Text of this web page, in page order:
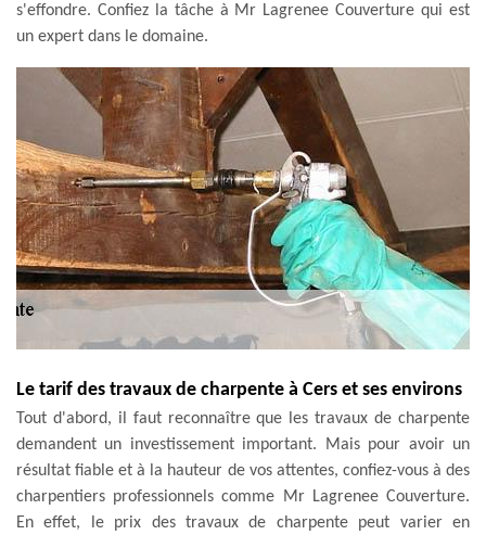
s'effondre. Confiez la tâche à Mr Lagrenee Couverture qui est
un expert dans le domaine.
Le tarif des travaux de charpente à Cers et ses environs
Tout d'abord, il faut reconnaître que les travaux de charpente
demandent un investissement important. Mais pour avoir un
résultat fiable et à la hauteur de vos attentes, confiez-vous à des
charpentiers professionnels comme Mr Lagrenee Couverture.
En effet, le prix des travaux de charpente peut varier en